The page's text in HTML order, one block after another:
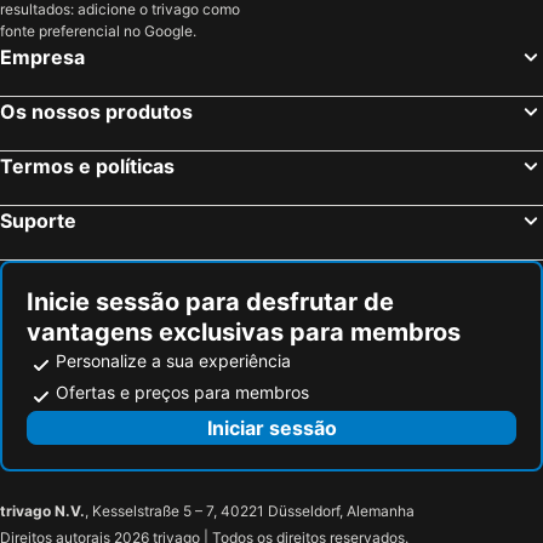
Saint-Rémy, bed and breakfasts
Replonges, bed and breakfasts
Champagny-sous-Uxelles, bed and breakfasts
Charolles, bed and breakfasts
Mancey, bed and breakfasts
Puligny Montrachet, bed and breakfasts
resultados: adicione o trivago como
fonte preferencial no Google.
Empresa
Os nossos produtos
Termos e políticas
Suporte
Inicie sessão para desfrutar de
vantagens exclusivas para membros
Personalize a sua experiência
Ofertas e preços para membros
Iniciar sessão
trivago N.V., Kesselstraße 5 – 7, 40221 Düsseldorf, Alemanha
Direitos autorais 2026 trivago | Todos os direitos reservados.